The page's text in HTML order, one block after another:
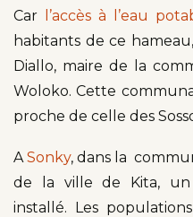
Car
l’accès à l’eau
habitants de ce
Diallo, maire de la
Woloko. Cette
proche de celle des
ASonky, dans la
de la ville de Kita,
installé. Les